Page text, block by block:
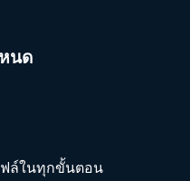
นด
ฟล์ในทุกขั้นตอน